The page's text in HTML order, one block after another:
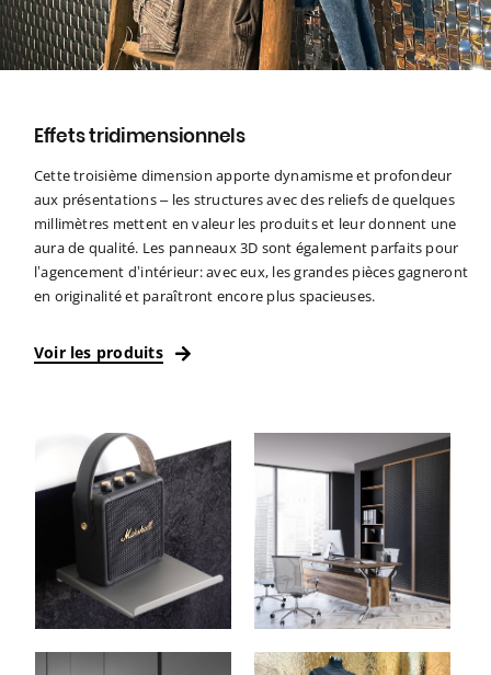
Effets tridimensionnels
Cette troisième dimension apporte dynamisme et profondeur
aux présentations – les structures avec des reliefs de quelques
millimètres mettent en valeur les produits et leur donnent une
aura de qualité. Les panneaux 3D sont également parfaits pour
l’agencement d’intérieur: avec eux, les grandes pièces gagneront
en originalité et paraîtront encore plus spacieuses.
Voir les produits